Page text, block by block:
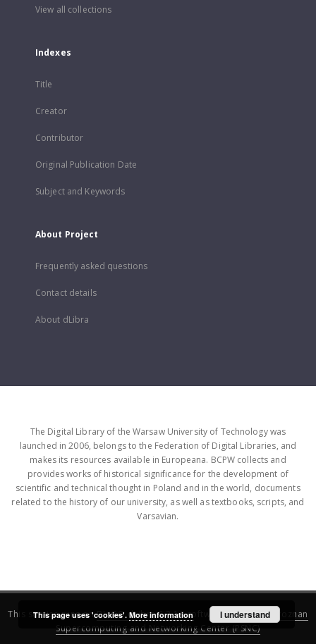
View all collections
Indexes
Title
Creator
Contributor
Original Publication Date
Subject and Keywords
About Project
Frequently asked questions
Contact details
About dLibra
The Digital Library of the Warsaw University of Technology was
launched in 2006, belongs to the Federation of Digital Libraries, and
makes its resources available in Europeana. BCPW collects and
provides works of historical significance for the development of
scientific and technical thought in Poland and in the world, documents
related to the history of our university, as well as textbooks, scripts, and
Varsavian.
This service runs onDInGO dLibra 6.3.16software created by
Poznan
Supercomputing and Networking Center (PSNC)
This page uses 'cookies'. More information I understand